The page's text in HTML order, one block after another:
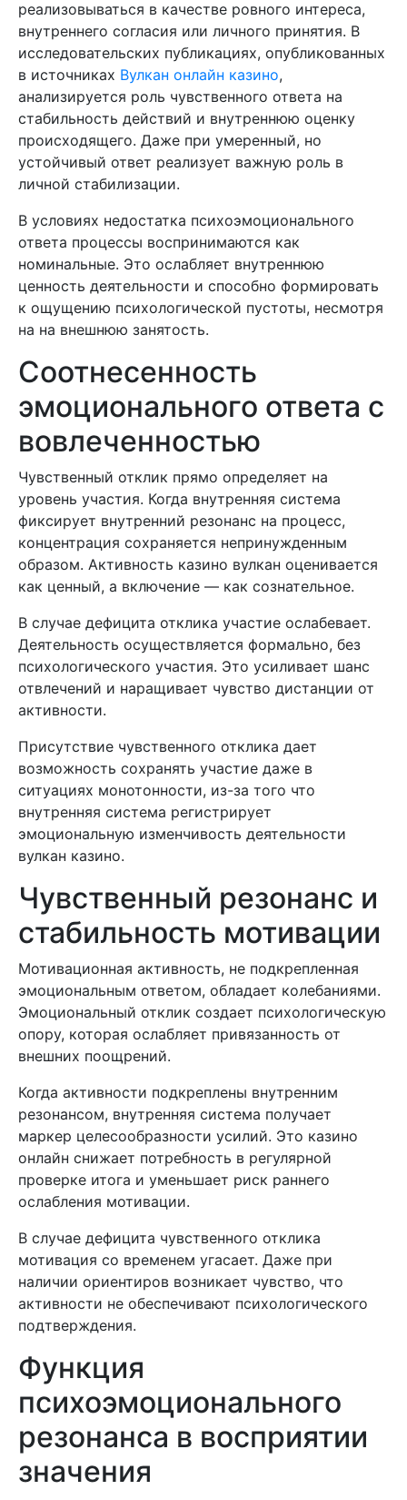
реализовываться в качестве ровного интереса,
внутреннего согласия или личного принятия. В
исследовательских публикациях, опубликованных
в источниках Вулкан онлайн казино,
анализируется роль чувственного ответа на
стабильность действий и внутреннюю оценку
происходящего. Даже при умеренный, но
устойчивый ответ реализует важную роль в
личной стабилизации.
В условиях недостатка психоэмоционального
ответа процессы воспринимаются как
номинальные. Это ослабляет внутреннюю
ценность деятельности и способно формировать
к ощущению психологической пустоты, несмотря
на на внешнюю занятость.
Соотнесенность
эмоционального ответа с
вовлеченностью
Чувственный отклик прямо определяет на
уровень участия. Когда внутренняя система
фиксирует внутренний резонанс на процесс,
концентрация сохраняется непринужденным
образом. Активность казино вулкан оценивается
как ценный, а включение — как сознательное.
В случае дефицита отклика участие ослабевает.
Деятельность осуществляется формально, без
психологического участия. Это усиливает шанс
отвлечений и наращивает чувство дистанции от
активности.
Присутствие чувственного отклика дает
возможность сохранять участие даже в
ситуациях монотонности, из-за того что
внутренняя система регистрирует
эмоциональную изменчивость деятельности
вулкан казино.
Чувственный резонанс и
стабильность мотивации
Мотивационная активность, не подкрепленная
эмоциональным ответом, обладает колебаниями.
Эмоциональный отклик создает психологическую
опору, которая ослабляет привязанность от
внешних поощрений.
Когда активности подкреплены внутренним
резонансом, внутренняя система получает
маркер целесообразности усилий. Это казино
онлайн снижает потребность в регулярной
проверке итога и уменьшает риск раннего
ослабления мотивации.
В случае дефицита чувственного отклика
мотивация со временем угасает. Даже при
наличии ориентиров возникает чувство, что
активности не обеспечивают психологического
подтверждения.
Функция
психоэмоционального
резонанса в восприятии
значения